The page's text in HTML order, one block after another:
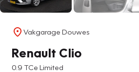
Vakgarage Douwes
Renault Clio
0.9 TCe Limited